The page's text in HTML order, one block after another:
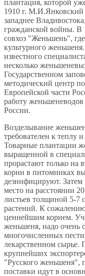
плантация, которой
1910 г.
западнее
гражданской войны. В
совхоз "Женьшень",
культурного
известного
несколько
Государственном
методический центр
Европейской части
работу
России.
Возделывание
требователен к теплу
Товарные плантации
выращенной в
прорастают только на
корни в питомниках
дезинфицируют. Затем
место на расстоянии
листьев толщиной 5-7
растений. К
ценнейшим корнем.
женьшеня, надо очень
многочисленных
лекарственном сырье.
крупнейших
"Русского женьшеня",
поставки идут в